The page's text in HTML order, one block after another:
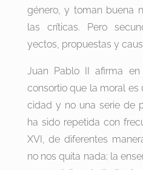
género, y toman buena
las críticas. Pero
yectos, propuestas y
Juan Pablo II afirma en
consortio que la moral
cidad y no una serie de
ha sido repetida con
XVI, de diferentes
no nos quita nada; la